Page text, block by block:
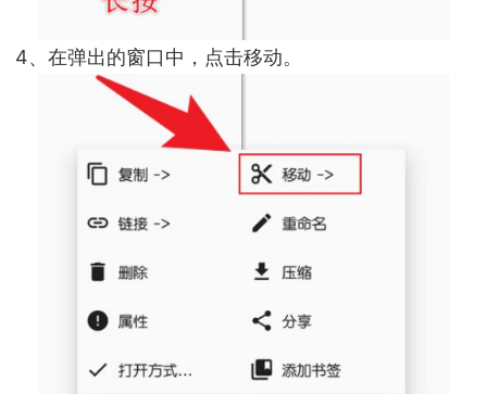
4、在弹出的窗口中，点击移动。